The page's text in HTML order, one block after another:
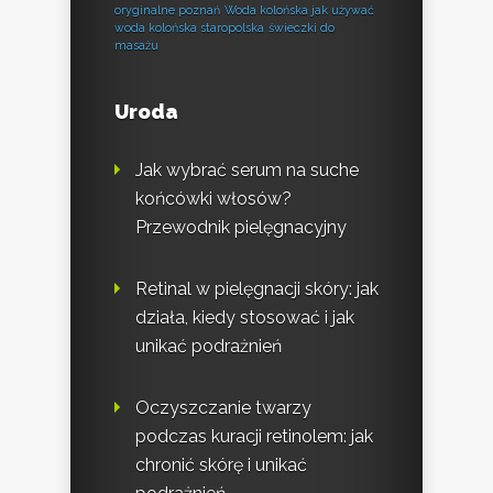
oryginalne poznań Woda kolońska jak używać
woda kolońska staropolska świeczki do
masażu
Uroda
Jak wybrać serum na suche
końcówki włosów?
Przewodnik pielęgnacyjny
Retinal w pielęgnacji skóry: jak
działa, kiedy stosować i jak
unikać podrażnień
Oczyszczanie twarzy
podczas kuracji retinolem: jak
chronić skórę i unikać